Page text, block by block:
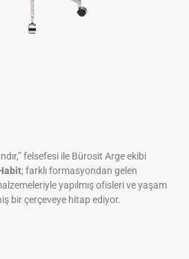
felsefesi ile Bürosit Arge ekibi
; farklı formasyondan gelen
yapılmış ofisleri ve yaşam
bir çerçeveye hitap ediyor.